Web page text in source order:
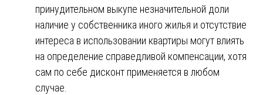
принудительном выкупе незначительной доли
наличие у собственника иного жилья и отсутствие
интереса в использовании квартиры могут влиять
на определение справедливой компенсации, хотя
сам по себе дисконт применяется в любом
случае.